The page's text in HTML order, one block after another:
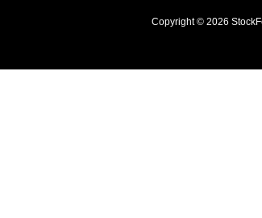
Copyright © 2026